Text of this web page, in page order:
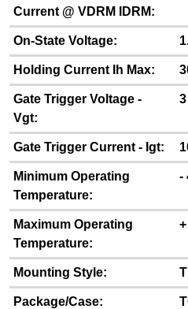
Current @ VDRM IDRM:
On-State Voltage:
Holding Current Ih Max:
Gate Trigger Voltage -
Vgt:
Gate Trigger Current - Igt:
Minimum Operating
Temperature:
-
Maximum Operating
Temperature:
Mounting Style:
Package/Case: